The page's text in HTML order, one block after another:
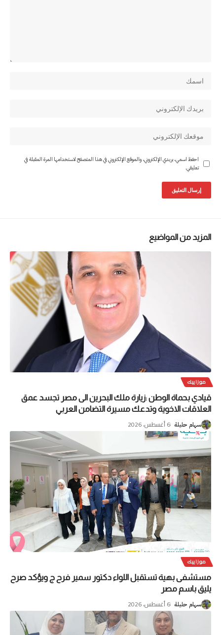
احفظ اسمي، بريدي الإلكتروني، والموقع الإلكتروني في هذا المتصفح لاستخدامها المرة المقبلة في
تعليقي.
المزيد من المواضيع
موزاييك
قيادي بحماة الوطن :زيارة ملك البحرين الى مصر تجسد عمق
العلاقات الاخوية وتدعك مسيرة التضامن العربي
سهام حليلة 6 أغسطس، 2026
موزاييك
مستشفى بهية تستقبل اللواء دكتور سمير فرح ج ويؤكد صرح
يليق باسم مصر
سهام حليلة 6 أغسطس، 2026